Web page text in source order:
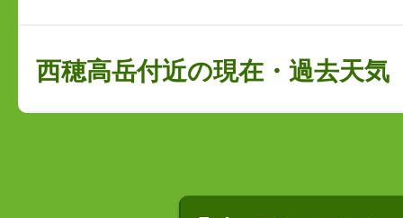
西穂高岳付近の現在・過去天気